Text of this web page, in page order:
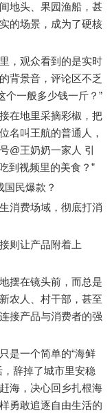
地头、果园渔船，甚
的场景，成为了硬核
，观众看到的是实时
背景音，评论区不乏
个一般多少钱一斤？”
在地里采摘彩椒，把
名叫王航的普通人，
@王奶奶一家人 引
到视频里的美食？”
费场域，彻底打消
则让产品附着上
在镜头前，而总是
农人、村干部，甚至
接产品与消费者的强
一个简单的“海鲜
辞掉了城市里安稳
海，决心回乡扎根海
勇敢追逐自由生活的